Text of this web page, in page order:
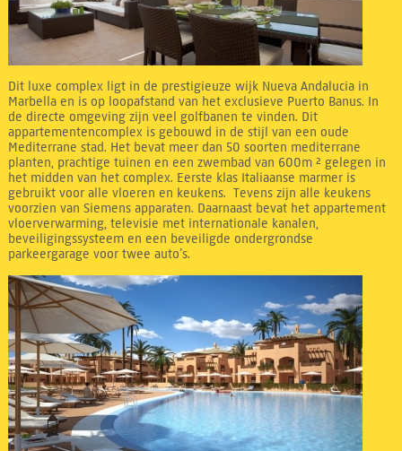
Dit luxe complex ligt in de prestigieuze wijk Nueva Andalucia in
Marbella en is op loopafstand van het exclusieve Puerto Banus. In
de directe omgeving zijn veel golfbanen te vinden. Dit
appartementencomplex is gebouwd in de stijl van een oude
Mediterrane stad. Het bevat meer dan 50 soorten mediterrane
planten, prachtige tuinen en een zwembad van 600m ² gelegen in
het midden van het complex. Eerste klas Italiaanse marmer is
gebruikt voor alle vloeren en keukens. Tevens zijn alle keukens
voorzien van Siemens apparaten. Daarnaast bevat het appartement
vloerverwarming, televisie met internationale kanalen,
beveiligingssysteem en een beveiligde ondergrondse
parkeergarage voor twee auto’s.